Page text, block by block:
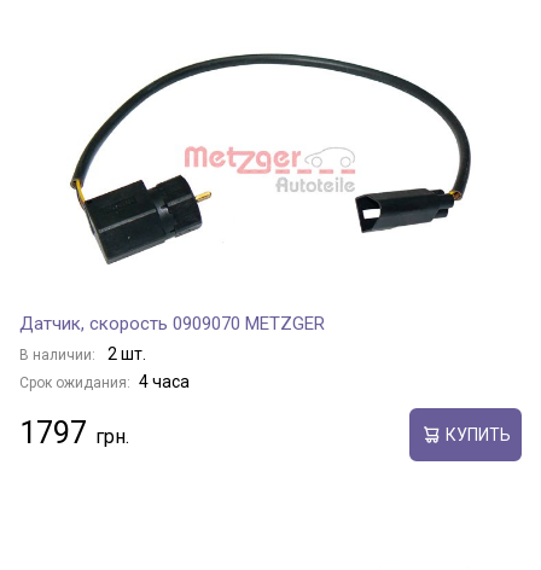
Датчик, скорость 0909070 METZGER
В наличии: 2 шт.
Срок ожидания: 4 часа
1797 КУПИТЬ